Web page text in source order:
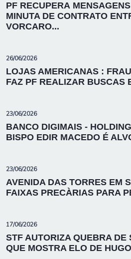
PF RECUPERA
MINUTA DE CONTRATO
VORCARO...
26/06/2026
LOJAS AMERICANAS :
FAZ PF REALIZAR BUSCAS
23/06/2026
BANCO DIGIMAIS -
BISPO EDIR MACEDO É
23/06/2026
AVENIDA DAS TORRES EM
FAIXAS PRECÀRIAS PARA
17/06/2026
STF AUTORIZA QUEBRA DE
QUE MOSTRA ELO DE